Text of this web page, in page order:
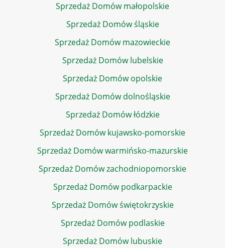
Sprzedaż Domów małopolskie
Sprzedaż Domów śląskie
Sprzedaż Domów mazowieckie
Sprzedaż Domów lubelskie
Sprzedaż Domów opolskie
Sprzedaż Domów dolnośląskie
Sprzedaż Domów łódzkie
Sprzedaż Domów kujawsko-pomorskie
Sprzedaż Domów warmińsko-mazurskie
Sprzedaż Domów zachodniopomorskie
Sprzedaż Domów podkarpackie
Sprzedaż Domów świętokrzyskie
Sprzedaż Domów podlaskie
Sprzedaż Domów lubuskie